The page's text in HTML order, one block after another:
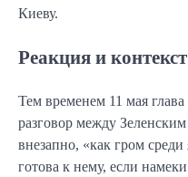
Киеву.
Реакция и контекст
Тем временем 11 мая
разговор между
внезапно, «как гром
готова к нему, если